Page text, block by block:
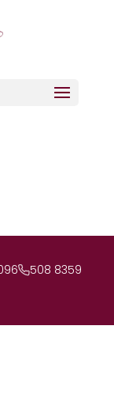
508 8359